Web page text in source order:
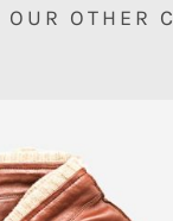
OTHER